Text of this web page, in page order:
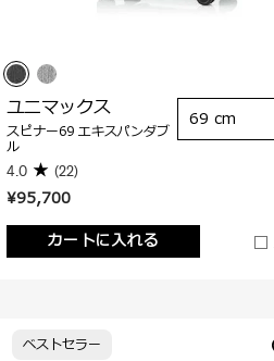
¥95,700
カートに入れる
ユニマックス
スピナー69 エキスパンダブ
ル
4.0 (22)
69 cm
ベストセラー